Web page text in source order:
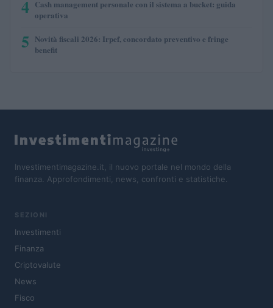
4 Cash management personale con il sistema a bucket: guida
operativa
5 Novità fiscali 2026: Irpef, concordato preventivo e fringe
benefit
Investimentimagazine.it, il nuovo portale nel mondo della
finanza. Approfondimenti, news, confronti e statistiche.
SEZIONI
Investimenti
Finanza
Criptovalute
News
Fisco